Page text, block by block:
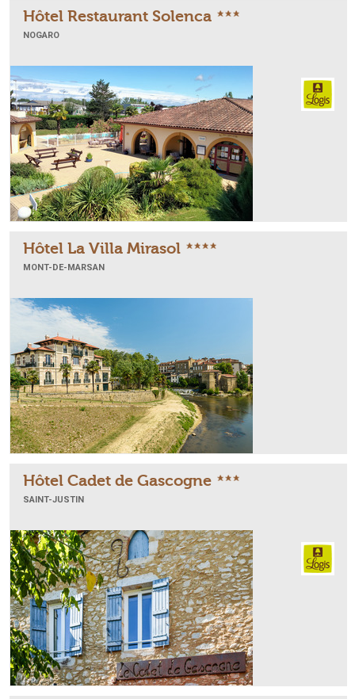
Hôtel Restaurant Solenca
NOGARO
Hôtel La Villa Mirasol
MONT-DE-MARSAN
Hôtel Cadet de Gascogne
SAINT-JUSTIN